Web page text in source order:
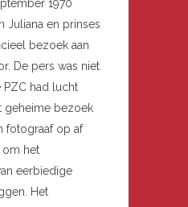
1970
Juliana en prinses
bezoek aan
De pers was niet
PZC had lucht
geheime bezoek
fotograaf op af
het
eerbiedige
Het